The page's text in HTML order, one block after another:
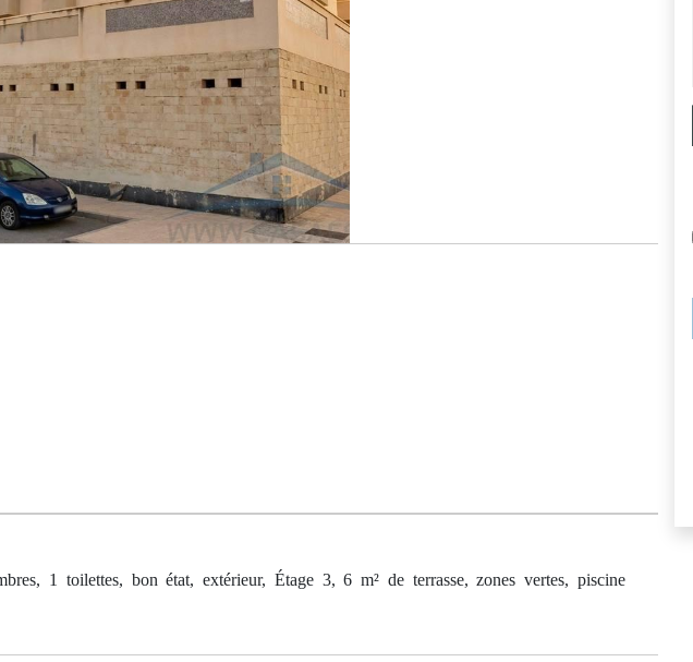
1 toilettes, bon état, extérieur, Étage 3, 6 m² de terrasse, zones vertes, piscine